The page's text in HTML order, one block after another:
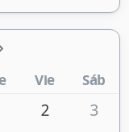
Vie Sáb
2
3